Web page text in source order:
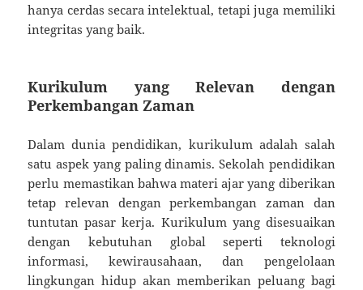
hanya cerdas secara intelektual, tetapi juga memiliki
integritas yang baik.
Kurikulum yang Relevan dengan
Perkembangan Zaman
Dalam dunia pendidikan, kurikulum adalah salah
satu aspek yang paling dinamis. Sekolah pendidikan
perlu memastikan bahwa materi ajar yang diberikan
tetap relevan dengan perkembangan zaman dan
tuntutan pasar kerja. Kurikulum yang disesuaikan
dengan kebutuhan global seperti teknologi
informasi, kewirausahaan, dan pengelolaan
lingkungan hidup akan memberikan peluang bagi